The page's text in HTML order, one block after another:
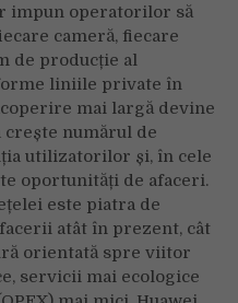
impun operatorilor să
cameră, fiecare
de producție al
liniile private în
mai largă devine
crește numărul de
utilizatorilor și, în cele
oportunități de afaceri.
este piatra de
atât în prezent, cât
orientată spre viitor
servicii mai ecologice